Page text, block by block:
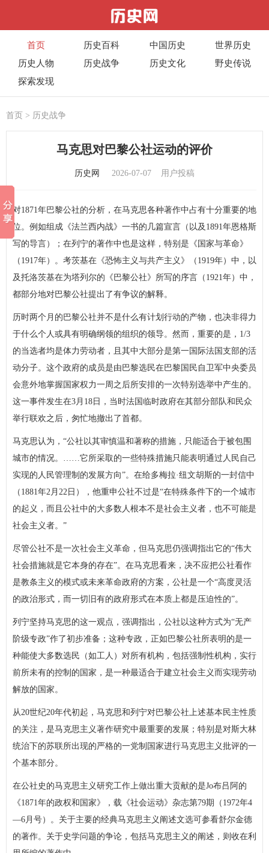
首页 历史百科 中国历史
世界历史
历史人物
历史战争 历史文化
野史传说
探索发现
首页 > 历史战争
马克思对巴黎公社运动的评价
历史网 2026-07-07 用户投稿
对1871年巴黎公社的分析，在马克思各种著作中占有十分重要的地
位。例如组成《法兰西内战》一书的几篇宣言（以及1891年恩格斯
写的导言）；在列宁的著作中也是这样，特别是《国家与革命》
（1917年）。考茨基在《恐怖主义与共产主义》（1919年）中，以
及托洛茨基在为塔列尔的《巴黎公社》所写的序言（1921年）中，
都部分地对巴黎公社提出了有争议的解释。
历时两个月的巴黎公社并不是什么有计划行动的产物，也决非得力
于什么个人或具有明确纲领的组织的领导。然而，重要的是，1/3
的当选者均是体力劳动者，且其中大部分是第一国际法国支部的活
动分子。这个政府的成员是由巴黎选民在巴黎国民自卫军中央委员
会意外地掌握国家权力一周之后所安排的一次特别选举中产生的。
这一事件发生在3月18日，当时法国临时政府在其部分部队和民众
举行联欢之后，匆忙地撤出了首都。
马克思认为，“公社以其审慎温和著称的措施，只能适合于被包围
城市的情况。……它所采取的一些特殊措施只能表明通过人民自己
实现的人民管理制的发展方向”。在给多梅拉·纽文胡斯的一封信中
（1881年2月22日），他重申公社不过是“在特殊条件下的一个城市
的起义，而且公社中的大多数人根本不是社会主义者，也不可能是
社会主义者。”
尽管公社不是一次社会主义革命，但马克思仍强调指出它的“伟大
社会措施就是它本身的存在”。在马克思看来，决不应把公社看作
是教条主义的模式或未来革命政府的方案，公社是一个“高度灵活
的政治形式，而一切旧有的政府形式在本质上都是压迫性的”。
列宁坚持马克思的这一观点，强调指出，公社以这种方式为“无产
阶级专政”作了初步准备；这种专政，正如巴黎公社所表明的是一
种能使大多数选民（如工人）对所有机构，包括强制性机构，实行
前所未有的控制的国家，是一种最适合于建立社会主义而实现劳动
解放的国家。
从20世纪20年代初起，马克思和列宁对巴黎公社上述基本民主性质
的关注，是马克思主义著作研究中最重要的发展；特别是对斯大林
统治下的苏联所出现的严格的一党制国家进行马克思主义批评的一
个基本部分。
在公社史的马克思主义研究工作上做出重大贡献的是Jo布吕阿的
《1871年的政权和国家》，载《社会运动》杂志第79期（1972年4
—6月号）。关于主要的经典马克思主义阐述文选可参看舒尔金德
的著作。关于史学问题的争论，包括马克思主义的阐述，则收在利